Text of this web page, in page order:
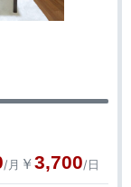
/月 ￥3,700/日